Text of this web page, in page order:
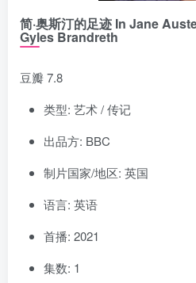
简·奥斯汀的足迹 In Jane
Gyles Brandreth
豆瓣 7.8
类型: 艺术 / 传记
出品方: BBC
制片国家/地区: 英国
语言: 英语
首播: 2021
集数: 1